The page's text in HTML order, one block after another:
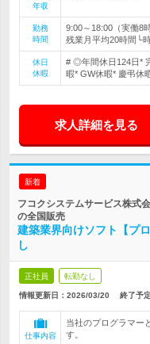
年収
勤務
時間
9:00～18:00（実働8
残業月平均20時間└
休日
休暇
# ◎年間休日124日*
暇* GW休暇* 慶弔休
求人詳細を見る
新着
フコクシステムサービス株式
の全国販売
建築業界向けソフト【プ
し
正社員 転勤なし
情報更新日：2026/03/20 終了予
仕事内容
当社のプログラマー
す。